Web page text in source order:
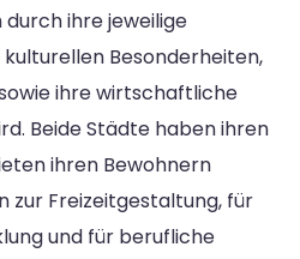
ihre jeweilige
Besonderheiten,
ihre wirtschaftliche
Beide Städte haben ihren
ihren Bewohnern
zur Freizeitgestaltung, für
und für berufliche